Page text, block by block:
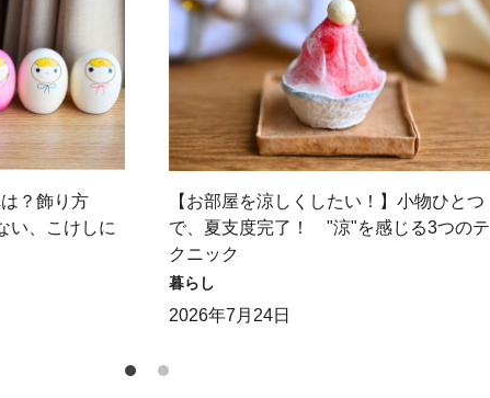
？飾り方
い、こけしに
【お部屋を涼しくしたい！】小物ひとつ
で、夏支度完了！ "涼"を感じる3つのテ
クニック
暮らし
2026年7月24日